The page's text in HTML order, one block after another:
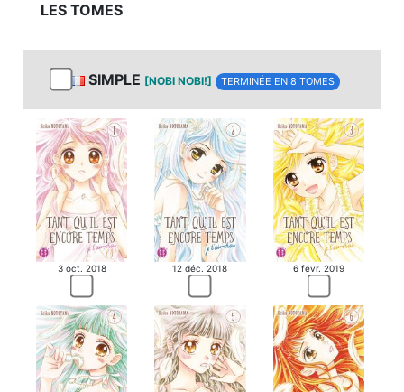
MANGA
LES TOMES
SIMPLE [NOBI NOBI!] TERMINÉE EN 8 TOMES
3 oct. 2018 12 déc. 2018 6 févr. 2019